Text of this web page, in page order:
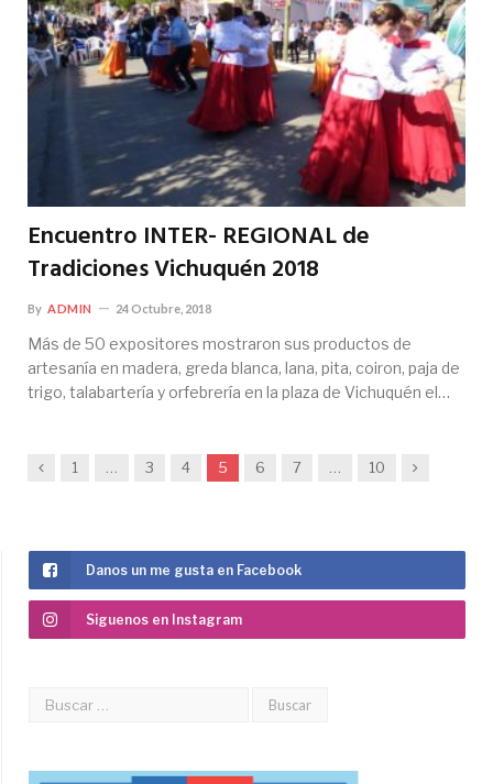
Encuentro INTER- REGIONAL de
Tradiciones Vichuquén 2018
By ADMIN 24 Octubre, 2018
Más de 50 expositores mostraron sus productos de
artesanía en madera, greda blanca, lana, pita, coiron, paja de
trigo, talabartería y orfebrería en la plaza de Vichuquén el…
Previous
1 3 4 5 6 7 10 Next
Danos un me gusta en Facebook
Siguenos en Instagram